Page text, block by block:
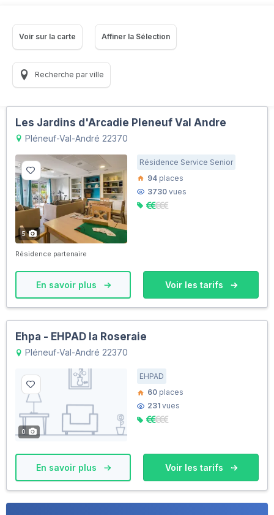
Voir sur la carte Affiner la Sélection
Recherche par ville
Les Jardins d'Arcadie Pleneuf Val Andre
Pléneuf-Val-André 22370
5
Résidence Service Senior
94 places
3730 vues
Résidence partenaire
En savoir plus Voir les tarifs
Ehpa - EHPAD la Roseraie
Pléneuf-Val-André 22370
0
EHPAD
60 places
231 vues
En savoir plus Voir les tarifs